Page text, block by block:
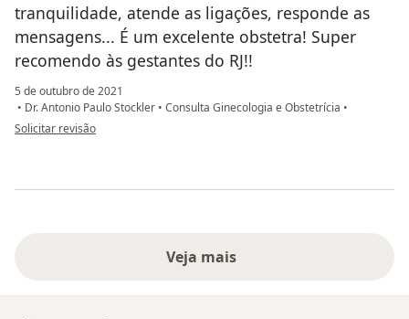
tranquilidade, atende as ligações, responde as
mensagens... É um excelente obstetra! Super
recomendo às gestantes do RJ!!
5 de outubro de 2021
• Dr. Antonio Paulo Stockler • Consulta Ginecologia e Obstetrícia •
na opinião do utilizador Carolina
Solicitar revisão
Veja mais